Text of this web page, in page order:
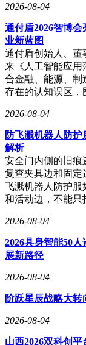
2026-08-04
通付盾2026智博
业新蓝图
通付盾创始人、董
来《人工智能应用
合金融、能源、制
存在的认知误区
2026-08-04
防飞溅机器人防
解析
安全门内侧的旧痕
复查夹具边和固定
飞溅机器人防护服
和活动边，不能
2026-08-04
2026具身智能50
展新路径
2026-08-04
阶跃星辰战略大
2026-08-04
山西2026双科创